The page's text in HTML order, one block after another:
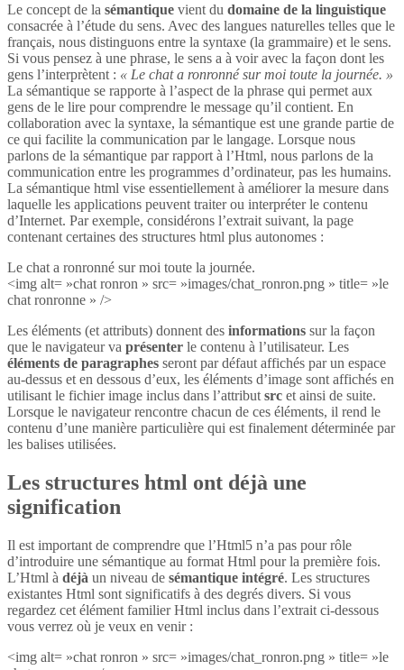
Le concept de la sémantique vient du domaine de la linguistique
consacrée à l’étude du sens. Avec des langues naturelles telles que le
français, nous distinguons entre la syntaxe (la grammaire) et le sens.
Si vous pensez à une phrase, le sens a à voir avec la façon dont les
gens l’interprètent : « Le chat a ronronné sur moi toute la journée. »
La sémantique se rapporte à l’aspect de la phrase qui permet aux
gens de le lire pour comprendre le message qu’il contient. En
collaboration avec la syntaxe, la sémantique est une grande partie de
ce qui facilite la communication par le langage. Lorsque nous
parlons de la sémantique par rapport à l’Html, nous parlons de la
communication entre les programmes d’ordinateur, pas les humains.
La sémantique html vise essentiellement à améliorer la mesure dans
laquelle les applications peuvent traiter ou interpréter le contenu
d’Internet. Par exemple, considérons l’extrait suivant, la page
contenant certaines des structures html plus autonomes :
Le chat a ronronné sur moi toute la journée.
<img alt= »chat ronron » src= »images/chat_ronron.png » title= »le
chat ronronne » />
Les éléments (et attributs) donnent des informations sur la façon
que le navigateur va présenter le contenu à l’utilisateur. Les
éléments de paragraphes seront par défaut affichés par un espace
au-dessus et en dessous d’eux, les éléments d’image sont affichés en
utilisant le fichier image inclus dans l’attribut src et ainsi de suite.
Lorsque le navigateur rencontre chacun de ces éléments, il rend le
contenu d’une manière particulière qui est finalement déterminée par
les balises utilisées.
Les structures html ont déjà une
signification
Il est important de comprendre que l’Html5 n’a pas pour rôle
d’introduire une sémantique au format Html pour la première fois.
L’Html à déjà un niveau de sémantique intégré. Les structures
existantes Html sont significatifs à des degrés divers. Si vous
regardez cet élément familier Html inclus dans l’extrait ci-dessous
vous verrez où je veux en venir :
<img alt= »chat ronron » src= »images/chat_ronron.png » title= »le